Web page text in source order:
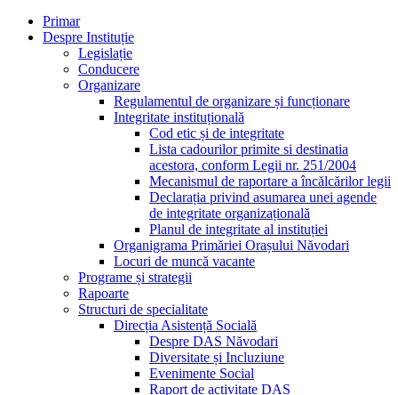
Primar
Despre Instituție
Legislație
Conducere
Organizare
Regulamentul de organizare și funcționare
Integritate instituțională
Cod etic și de integritate
Lista cadourilor primite si destinatia
acestora, conform Legii nr. 251/2004
Mecanismul de raportare a încălcărilor legii
Declarația privind asumarea unei agende
de integritate organizațională
Planul de integritate al instituției
Organigrama Primăriei Orașului Năvodari
Locuri de muncă vacante
Programe și strategii
Rapoarte
Structuri de specialitate
Direcția Asistență Socială
Despre DAS Năvodari
Diversitate și Incluziune
Evenimente Social
Raport de activitate DAS